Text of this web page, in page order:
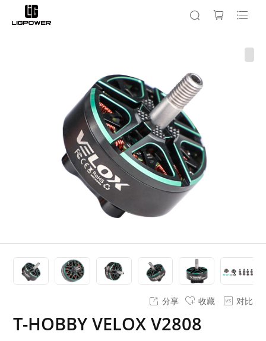
分享 收藏 对比
T-HOBBY VELOX V2808